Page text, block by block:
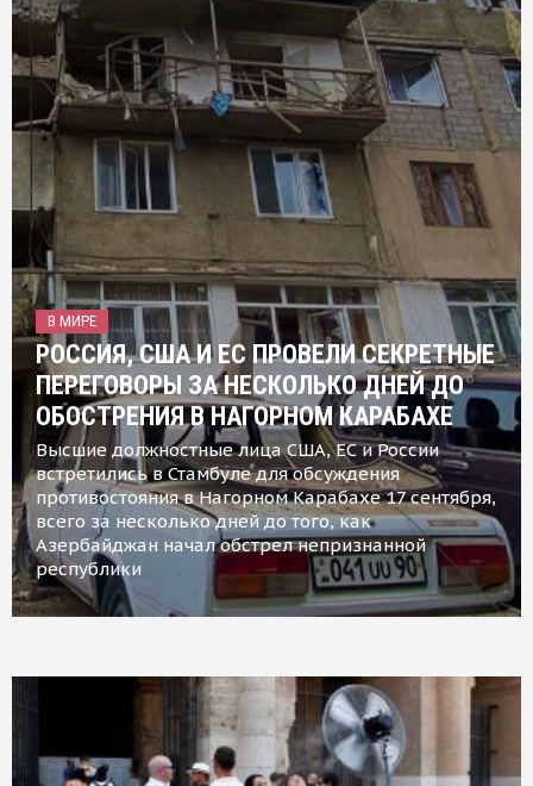
В МИРЕ
РОССИЯ, США И ЕС ПРОВЕЛИ СЕКРЕТНЫЕ
ПЕРЕГОВОРЫ ЗА НЕСКОЛЬКО ДНЕЙ ДО
ОБОСТРЕНИЯ В НАГОРНОМ КАРАБАХЕ
Высшие должностные лица США, ЕС и России
встретились в Стамбуле для обсуждения
противостояния в Нагорном Карабахе 17 сентября,
всего за несколько дней до того, как
Азербайджан начал обстрел непризнанной
республики